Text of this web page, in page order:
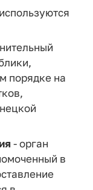
порядке на
я - орган
в